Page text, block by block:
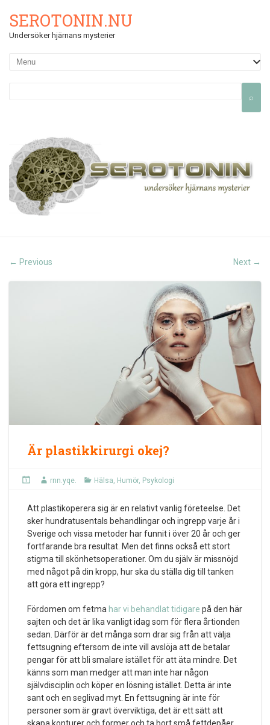
SEROTONIN.NU
Undersöker hjärnans mysterier
← Previous Next →
Är plastikkirurgi okej?
rnn.yqe. Hälsa, Humör, Psykologi
Att plastikoperera sig är en relativt vanlig företeelse. Det
sker hundratusentals behandlingar och ingrepp varje år i
Sverige och vissa metoder har funnit i över 20 år och ger
fortfarande bra resultat. Men det finns också ett stort
stigma till skönhetsoperationer. Om du själv är missnöjd
med något på din kropp, hur ska du ställa dig till tanken
att göra ett ingrepp?
Fördomen om fetma har vi behandlat tidigare på den här
sajten och det är lika vanligt idag som för flera årtionden
sedan. Därför är det många som drar sig från att välja
fettsugning eftersom de inte vill avslöja att de betalar
pengar för att bli smalare istället för att äta mindre. Det
känns som man medger att man inte har någon
självdisciplin och köper en lösning istället. Detta är inte
sant och en seglivad myt. En fettsugning är inte för
personer som är gravt överviktiga, det är ett sätt att